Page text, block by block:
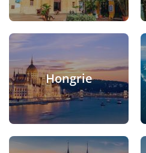
Hongrie